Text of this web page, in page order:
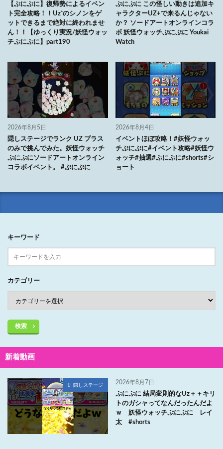
【ぷにぷに】復帰勢によるイベン
ト完全攻略！！Uz⁺のシノンをゲ
ットできるまで絶対に終われませ
ん！！【ゆっくり実況/妖怪ウォッ
チぷにぷに】part190
ぷにぷに この怪しい動きは追加キ
ャラクターUZ+で来るんじゃない
か？ ソードアートオンラインコラ
ボ 妖怪ウォッチぷにぷに Youkai
Watch
2026年8月5日
隠しステージでランク UZ プラス
のみで挑んでみた。妖怪ウォッチ
ぷにぷにソードアートオンライン
コラボイベント。 #ぷにぷに
2026年8月4日
イベントほぼ攻略！#妖怪ウォッ
チぷにぷに#イベント攻略#妖怪ウ
ォッチ#抽選#ぷにぷに#shorts#シ
ョート
キーワード
カテゴリー
検索
新着動画
隠しステージ 2026年8月7日
ぷにぷに 結局変則的なUz＋＋キリ
トのガシャってなんだったんだよ
ｗ 妖怪ウォッチぷにぷに レイ
太 #shorts